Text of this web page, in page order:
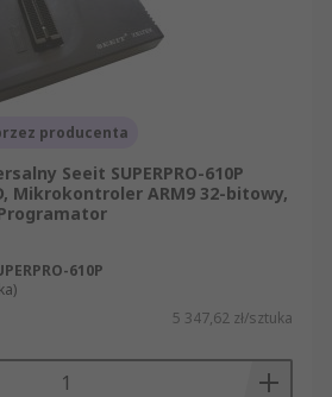
producenta
Seeit SUPERPRO-610P
Mikrokontroler ARM9 32-bitowy,
Programator
610P
5 347,62 zł/sztuka